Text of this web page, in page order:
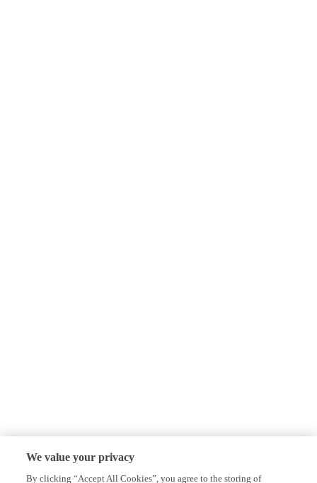
We value your privacy
By clicking “Accept All Cookies”, you agree to the storing of